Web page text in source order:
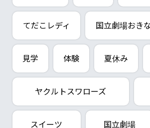
てだこレディ 国立劇場おき
見学 体験 夏休み
ヤクルトスワローズ
スイーツ 国立劇場